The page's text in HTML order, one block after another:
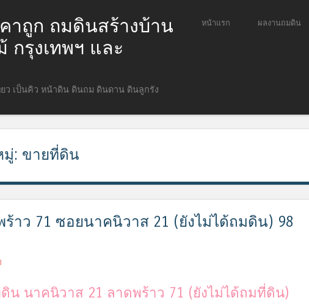
าถูก ถมดินสร้างบ้าน
กรุงเทพฯ และ
ยว เป็นคิว หน้าดิน ดินถม ดินดาน ดินลูกรัง
ข้ามไปยังเนื้อหา
หน้าแรก ผลงานถมดิน
มู่: ขายที่ดิน
าว 71 ซอยนาคนิวาส 21 (ยังไม่ได้ถมดิน) 98
น นาคนิวาส 21 ลาดพร้าว 71 (ยังไม่ได้ถมที่ดิน)